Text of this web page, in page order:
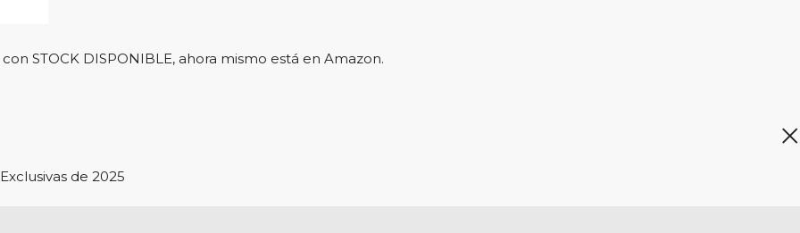
STOCK DISPONIBLE, ahora mismo está en Amazon.
de 2025